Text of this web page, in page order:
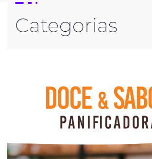
Categorias